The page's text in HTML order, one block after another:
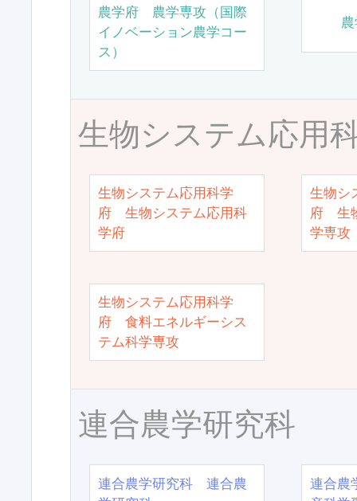
農学府 農学専攻（国際
イノベーション農学コー
ス）
生物システム応用
生物システム応用科学
府 生物システム応用科
学府
生物シ
府 生
学専攻
生物システム応用科学
府 食料エネルギーシス
テム科学専攻
連合農学研究科
連合農学研究科 連合農
連合農